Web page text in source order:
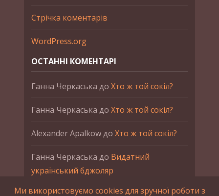
Стрічка коментарів
WordPress.org
ОСТАННІ КОМЕНТАРІ
Ганна Черкаська до Хто ж той сокіл?
Ганна Черкаська до Хто ж той сокіл?
Alexander Apalkowдо Хто ж той сокіл?
Ганна Черкаська до Видатний
український бджоляр
Ми використовуємо cookies для зручної роботи з